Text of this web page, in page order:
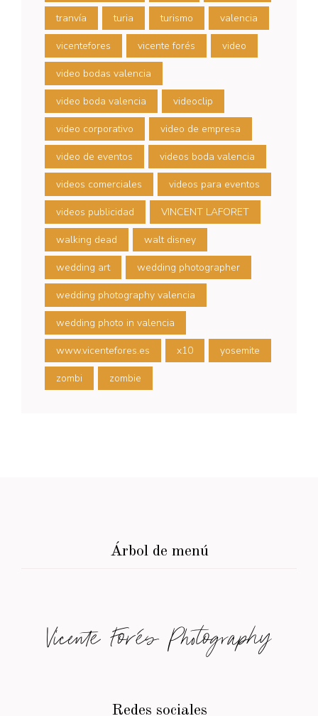
tranvía turia turismo valencia
vicentefores vicente forés video
video bodas valencia
video boda valencia videoclip
video corporativo video de empresa
video de eventos videos boda valencia
videos comerciales videos para eventos
videos publicidad VINCENT LAFORET
walking dead walt disney
wedding art wedding photographer
wedding photography valencia
wedding photo in valencia
www.vicentefores.es x10 yosemite
zombi zombie
Árbol de menú
Vicente Forés Photography
Redes sociales